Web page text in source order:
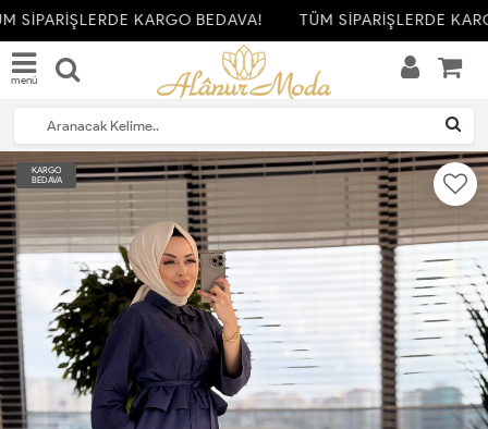
SİPARİŞLERDE KARGO BEDAVA! TÜM SİPARİŞLERDE
menü
KARGO
BEDAVA